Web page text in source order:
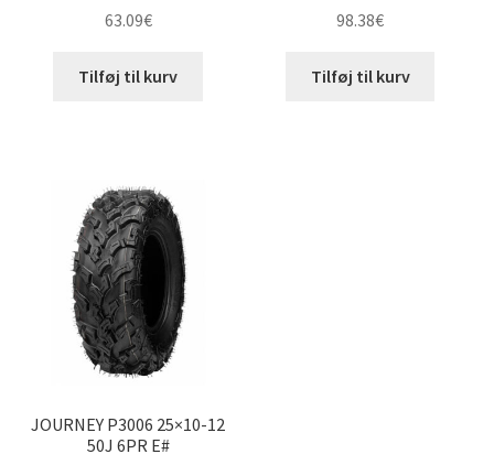
63.09€
Tilføj til kurv
98.38€
Tilføj til kurv
JOURNEY P3006 25×10-12
50J 6PR E#